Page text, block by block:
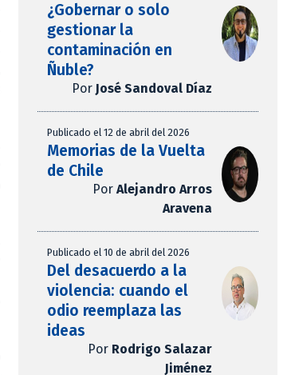
¿Gobernar o solo
gestionar la
contaminación en
Ñuble?
Por José Sandoval Díaz
Publicado el 12 de abril del 2026
Memorias de la Vuelta
de Chile
Por Alejandro Arros
Aravena
Publicado el 10 de abril del 2026
Del desacuerdo a la
violencia: cuando el
odio reemplaza las
ideas
Por Rodrigo Salazar
Jiménez